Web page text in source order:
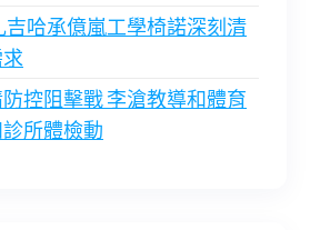
吉哈承億嵐工學椅諾深刻清
控阻擊戰 李滄教導和體育
所體檢動